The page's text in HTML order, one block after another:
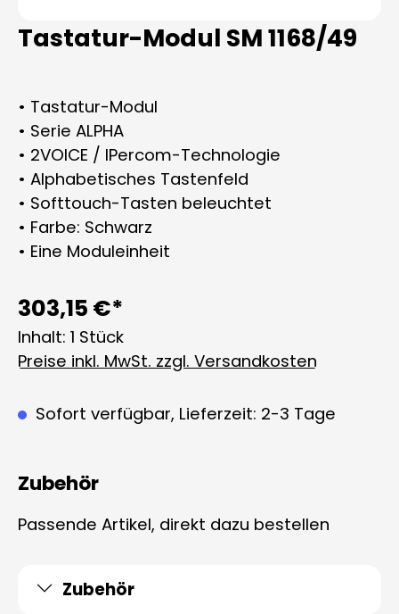
Tastatur-Modul SM 1168/49
• Tastatur-Modul
• Serie ALPHA
• 2VOICE / IPercom-Technologie
• Alphabetisches Tastenfeld
• Softtouch-Tasten beleuchtet
• Farbe: Schwarz
• Eine Moduleinheit
303,15 €*
Inhalt: 1 Stück
Preise inkl. MwSt. zzgl. Versandkosten
Sofort verfügbar, Lieferzeit: 2-3 Tage
Zubehör
Passende Artikel, direkt dazu bestellen
Zubehör